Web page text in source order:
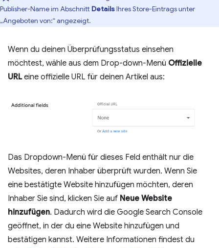
Publisher-Name im Abschnitt DetailsIhres Store-Eintrags unter
„Angeboten von:“ angezeigt.
Wenn du deinen Überprüfungsstatus einsehen
möchtest, wähle aus dem Drop-down-Menü Offizielle
URLeine offizielle URL für deinen Artikel aus:
Das Dropdown-Menü für dieses Feld enthält nur die
Websites, deren Inhaber überprüft wurden. Wenn Sie
eine bestätigte Website hinzufügen möchten, deren
Inhaber Sie sind, klicken Sie auf Neue Website
hinzufügen. Dadurch wird die Google Search Console
geöffnet, in der du eine Website hinzufügen und
bestätigen kannst. Weitere Informationen findest du